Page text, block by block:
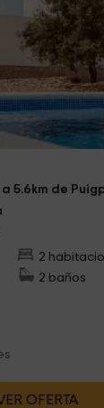
5.6km de
2
2 baños
OFERTA